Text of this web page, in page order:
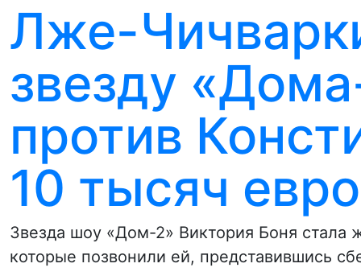
Лже-
звезду
против
10 тысяч евро
Звезда шоу «Дом-2» Виктория Боня стала
которые позвонили ей, представившись